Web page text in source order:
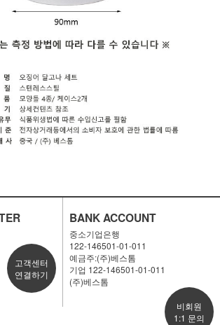
고객센터
연결하기
BANK ACCOUNT
중소기업은행
122-146501-01-011
예금주:(주)베스톰
기업 122-146501-01-011
(주)베스톰
비회원
1:1 문의